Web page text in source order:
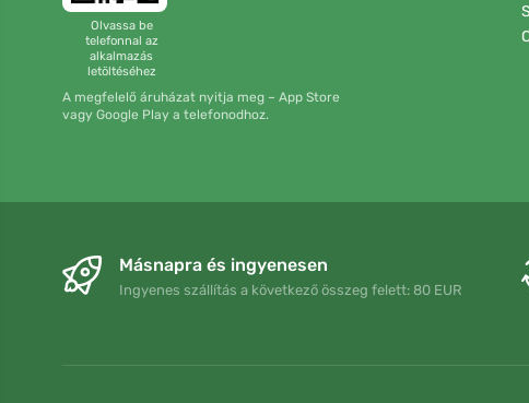
Olvassa be
telefonnal az
alkalmazás
letöltéséhez
A megfelelő áruházat nyitja meg – App Store
vagy Google Play a telefonodhoz.
Másnapra és ingyenesen
Ingyenes szállítás a következő összeg felett: 80 EUR